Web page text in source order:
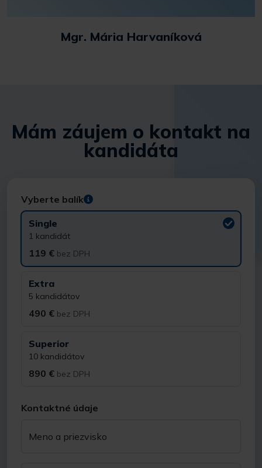
Mgr. Mária Harvaníková
Mám záujem o kontakt na
kandidáta
Vyberte balík
Single
1 kandidát
119 € bez DPH
Extra
5 kandidátov
490 € bez DPH
Superior
10 kandidátov
890 € bez DPH
Kontaktné údaje
Meno a priezvisko